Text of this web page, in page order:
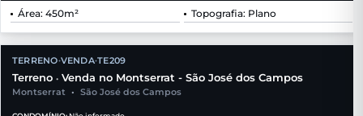
Área: 450m² Topografia: Plano
TERRENO•VENDA•TE209
Terreno • Venda no Montserrat - São José dos Campos
Montserrat • São José dos Campos